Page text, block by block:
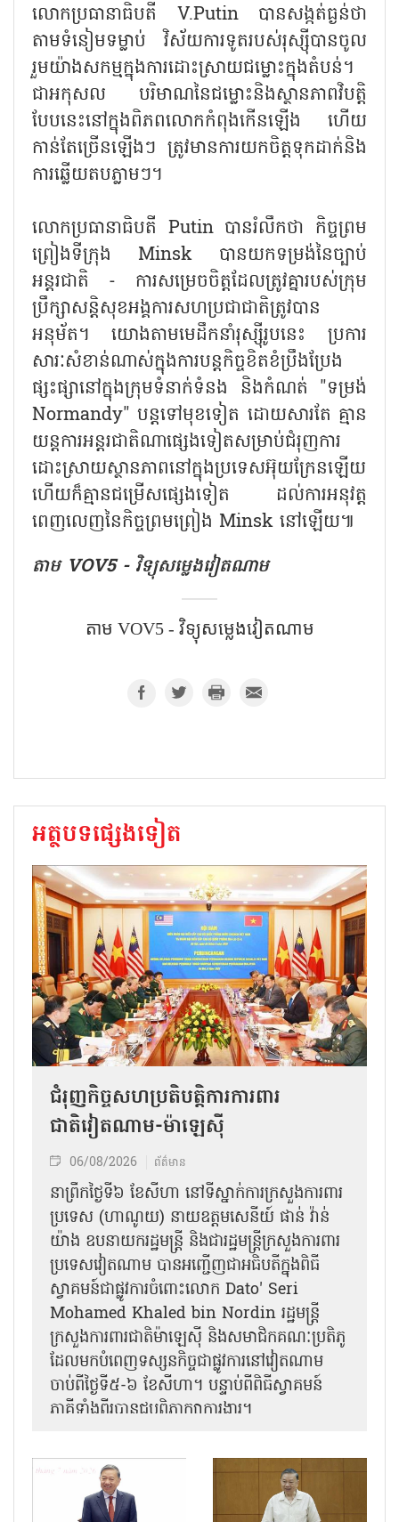
លោកប្រធានាធិបតី V.Putin បានសង្កត់ធ្ងន់ថា
តាមទំនៀមទម្លាប់ វិស័យការទូតរបស់រុស្ស៊ីបានចូល
រួមយ៉ាងសកម្មក្នុងការដោះស្រាយជម្លោះក្នុងតំបន់។
ជាអកុសល បរិមាណនៃជម្លោះនិងស្ថានភាពវិបត្តិ
បែបនេះនៅក្នុងពិភពលោកកំពុងកើនឡើង ហើយ
កាន់តែច្រើនឡើងៗ ត្រូវមានការយកចិត្តទុកដាក់និង
ការឆ្លើយតបភ្លាមៗ។
លោកប្រធានាធិបតី Putin បានរំលឹកថា កិច្ចព្រម
ព្រៀងទីក្រុង Minsk បានយកទម្រង់នៃច្បាប់
អន្តរជាតិ - ការសម្រេចចិត្តដែលត្រូវគ្នារបស់ក្រុម
ប្រឹក្សាសន្តិសុខអង្គការសហប្រជាជាតិត្រូវបាន
អនុម័ត។ យោងតាមមេដឹកនាំរុស្ស៊ីរូបនេះ ប្រការ
សារៈសំខាន់ណាស់ក្នុងការបន្តកិច្ចខិតខំប្រឹងប្រែង
ផ្សះផ្សានៅក្នុងក្រុមទំនាក់ទំនង និងកំណត់ "ទម្រង់
Normandy" បន្តទៅមុខទៀត ដោយសារតែ គ្មាន
យន្តការអន្តរជាតិណាផ្សេងទៀតសម្រាប់ជំរុញការ
ដោះស្រាយស្ថានភាពនៅក្នុងប្រទេសអ៊ុយក្រែនឡើយ
ហើយក៏គ្មានជម្រើសផ្សេងទៀត ដល់ការអនុវត្ត
ពេញលេញនៃកិច្ចព្រមព្រៀង Minsk នៅឡើយ៕
តាម VOV5 - វិទ្យុសម្លេងវៀតណាម
តាម VOV5 - វិទ្យុសម្លេងវៀតណាម
អត្ថបទផ្សេងទៀត
ជំរុញកិច្ចសហប្រតិបត្តិការការពារ
ជាតិវៀតណាម-ម៉ាឡេស៊ី
06/08/2026 ព័ត៌មាន
នា​ព្រឹកថ្ងៃទី៦ ខែសីហា នៅទីស្នាក់ការក្រសួងការពារ
ប្រទេស (ហាណូយ) នាយឧត្តមសេនីយ៍ ផាន់ វ៉ាន់
យ៉ាង ឧបនាយករដ្ឋមន្ត្រី និងជារដ្ឋមន្ត្រីក្រសួងការពារ
ប្រទេសវៀតណាម បានអញ្ជើញជាអធិបតីក្នុងពិធី
ស្វាគមន៍ជាផ្លូវការ​ចំពោះលោក Dato' Seri
Mohamed Khaled bin Nordin រដ្ឋមន្ត្រី
ក្រសួងការពារជាតិម៉ាឡេស៊ី និងសមាជិកគណៈប្រតិភូ
ដែលមកបំពេញទស្សនកិច្ចជាផ្លូវការនៅវៀតណាម
ចាប់ពីថ្ងៃទី៥-៦ ខែសីហា។ បន្ទាប់ពីពិធីស្វាគមន៍
ភាគីទាំងពីរបានជួបពិភាក្សាការងារ​។